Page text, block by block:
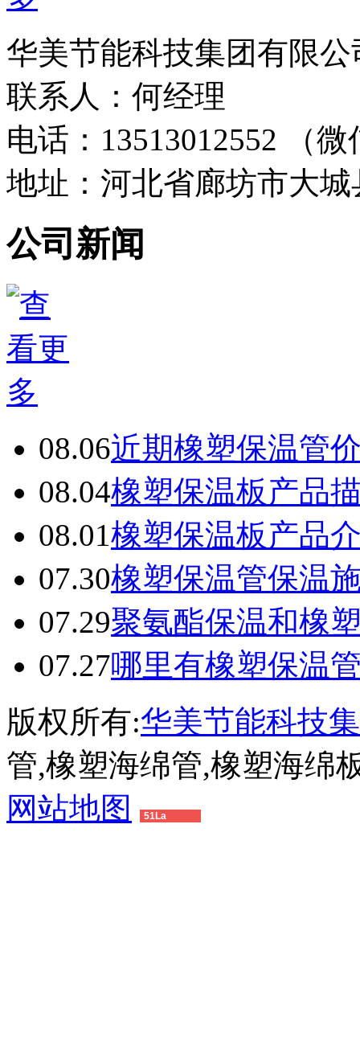
华美节能科技集团有限公
联系人：何经理
电话：13513012552 （
地址：河北省廊坊市大
公司新闻
08.06近期橡塑保温管
08.04橡塑保温板产品
08.01橡塑保温板产品
07.30橡塑保温管保温
07.29聚氨酯保温和橡
07.27哪里有橡塑保温
版权所有:华美节能科技
管,橡塑海绵管,橡塑海绵
网站地图
51La